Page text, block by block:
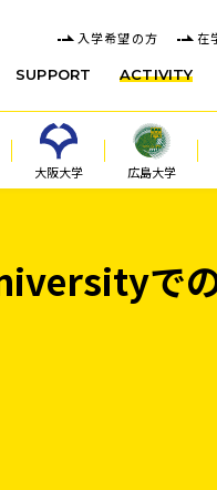
入学希望の方 在
SUPPORT ACTIVITY
大阪大学 広島大学
で